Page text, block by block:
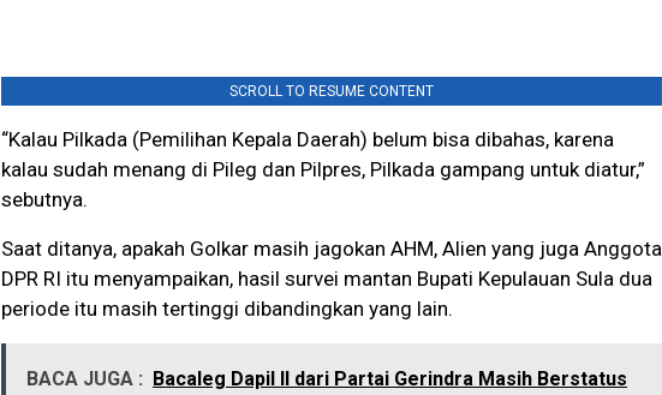
SCROLL TO RESUME CONTENT
“Kalau Pilkada (Pemilihan Kepala Daerah) belum bisa dibahas, karena
kalau sudah menang di Pileg dan Pilpres, Pilkada gampang untuk diatur,”
sebutnya.
Saat ditanya, apakah Golkar masih jagokan AHM, Alien yang juga Anggota
DPR RI itu menyampaikan, hasil survei mantan Bupati Kepulauan Sula dua
periode itu masih tertinggi dibandingkan yang lain.
BACA JUGA : Bacaleg Dapil II dari Partai Gerindra Masih Berstatus